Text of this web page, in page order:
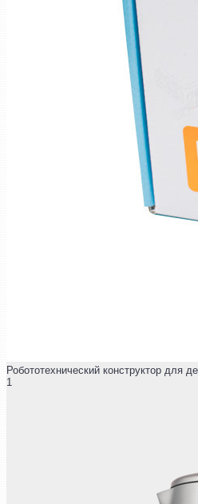
Робототехнический конструктор для
1